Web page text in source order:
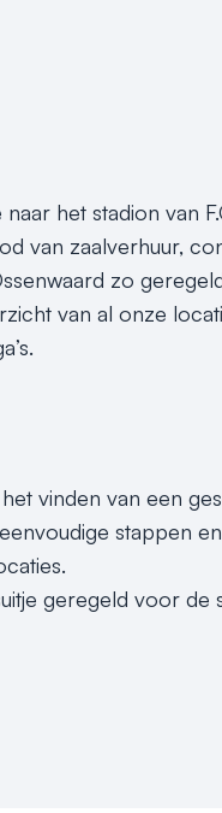
het stadion van
van zaalverhuur,
zo
van al onze
vinden van een
stappen
geregeld voor de